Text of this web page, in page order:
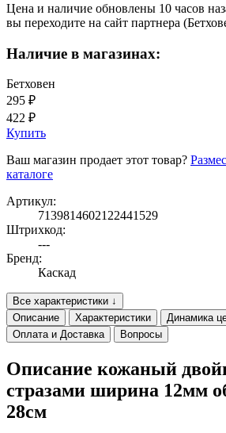
Цена и наличие обновлены 10 часов
вы переходите на сайт партнера
Наличие в магазинах:
Бетховен
295 ₽
422 ₽
Купить
Ваш магазин продает этот товар?
каталоге
Артикул:
7139814602122441529
Штрихкод:
---
Бренд:
Каскад
Все характеристики ↓
Описание
Характеристики Динамика
Оплата и Доставка
Вопросы
Описание кожаный
стразами ширина 12мм
28см